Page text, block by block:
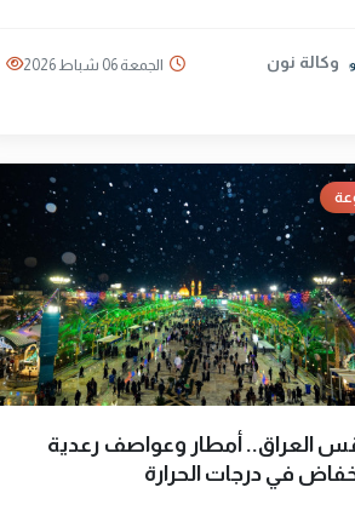
وكالة نون الجمعة 06 شباط 2026
العراق.. أمطار وعواصف رعدية
في درجات الحرارة